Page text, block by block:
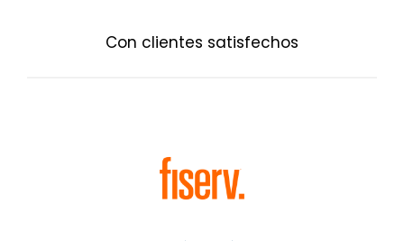
Con clientes satisfechos